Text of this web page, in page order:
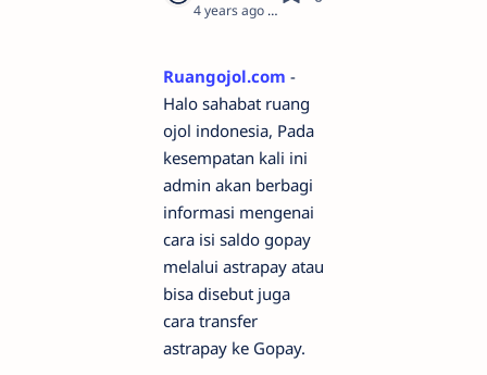
4 years ago 2
Ruangojol.com -
Halo sahabat ruang
ojol indonesia, Pada
kesempatan kali ini
admin akan berbagi
informasi mengenai
cara isi saldo gopay
melalui astrapay atau
bisa disebut juga
cara transfer
astrapay ke Gopay.